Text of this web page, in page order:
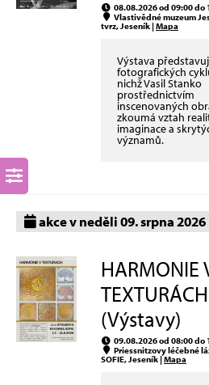
08.08.2026 od 09:00 do
Vlastivědné muzeum
tvrz, Jeseník |Mapa
Výstava
fotografických
nichž Vasil Stanko
prostřednictvím
inscenovaných
zkoumá vztah
imaginace a
významů.
akce v neděli 09. srpna 2026
HARMONIE
TEXTURÁCH
(Výstavy)
09.08.2026 od 08:00 do
Priessnitzovy léčebné
SOFIE, Jeseník |Mapa